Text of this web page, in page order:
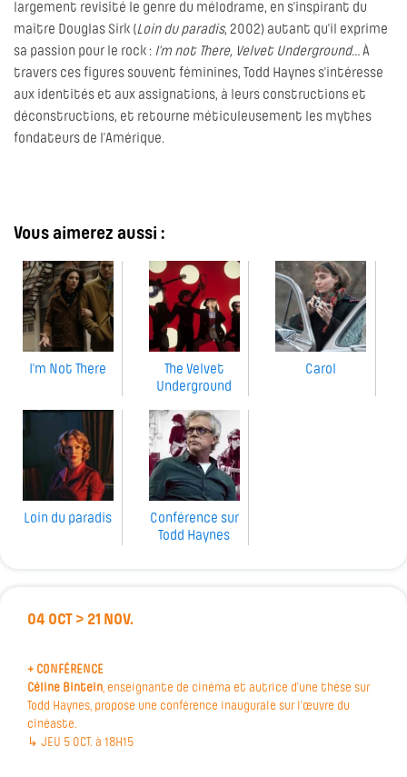
largement revisité le genre du mélodrame, en s’inspirant du
maître Douglas Sirk (Loin du paradis, 2002) autant qu’il exprime
sa passion pour le rock : I’m not There, Velvet Underground…À
travers ces figures souvent féminines, Todd Haynes s’intéresse
aux identités et aux assignations, à leurs constructions et
déconstructions, et retourne méticuleusement les mythes
fondateurs de l’Amérique.
Vous aimerez aussi :
I'm Not There
The Velvet
Underground
Carol
Loin du paradis
Conférence sur
Todd Haynes
04 OCT > 21 NOV.
+ CONFÉRENCE
Céline Bintein, enseignante de cinéma et autrice d’une thèse sur
Todd Haynes, propose une conférence inaugurale sur l’œuvre du
cinéaste.
↳ JEU 5 OCT. à 18H15